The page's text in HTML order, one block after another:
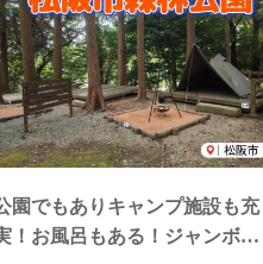
園でもありキャンプ施設も充
！お風呂もある！ジャンボ鉄